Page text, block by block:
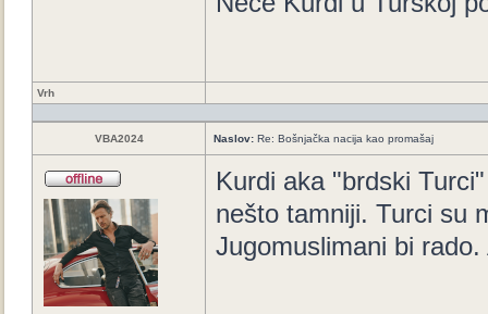
Vrh
VBA2024 Naslov: Re: Bošnjačka nacija kao promašaj
Kurdi aka "brdski
nešto tamniji. Turci su
Jugomuslimani bi